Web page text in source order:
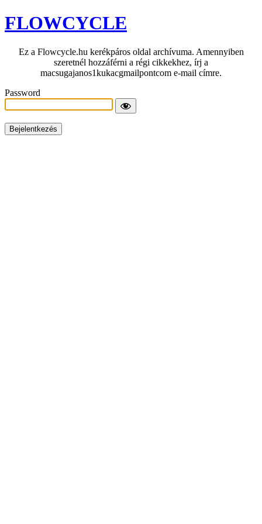
FLOWCYCLE
Ez a Flowcycle.hu kerékpáros oldal archívuma. Amennyiben
szeretnél hozzáférni a régi cikkekhez, írj a
macsugajanos1kukacgmailpontcom e-mail címre.
Password